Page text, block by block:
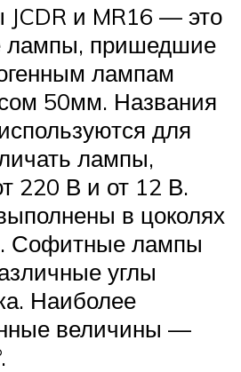
и MR16 — это
лампы, пришедшие
лампам
50мм. Названия
для
лампы,
220 В и от 12 В.
в цоколях
Софитные лампы
углы
Наиболее
величины —